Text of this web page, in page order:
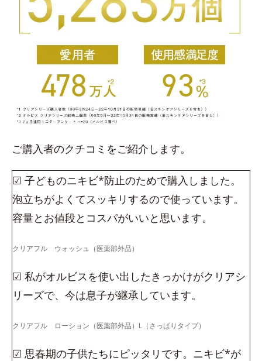
ご購入者のクチコミをご紹介します。
☑ 子どものニキビ*防止のためで購入しました。
泡立ちがよくてスッキリするので使っています。
容量とお値段とコスパがいいと思います。
クリアフル ウォッシュ（医薬部外品）
☑ 私がオルビスを使い出したきっかけがクリアシ
リーズで、今は息子が継承しています。
クリアフル ローション（医薬部外品）L（さっぱりタイプ）
☑ 思春期の子供たちにピッタリです。ニキビ*が